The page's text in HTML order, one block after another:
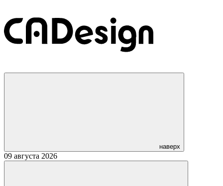
наверх
09 августа 2026